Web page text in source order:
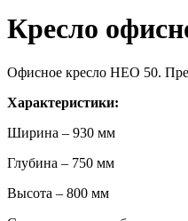
Кресло
Офисное кресло НЕО 50.
Характеристики:
Ширина – 930 мм
Глубина – 750 мм
Высота – 800 мм